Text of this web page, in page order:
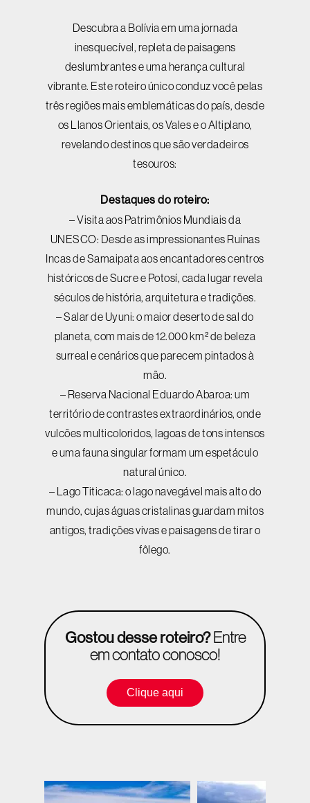
Descubra a Bolívia em uma jornada
inesquecível, repleta de paisagens
deslumbrantes e uma herança cultural
vibrante. Este roteiro único conduz você pelas
três regiões mais emblemáticas do país, desde
os Llanos Orientais, os Vales e o Altiplano,
revelando destinos que são verdadeiros
tesouros:
Destaques do roteiro:
– Visita aos Patrimônios Mundiais da
UNESCO: Desde as impressionantes Ruínas
Incas de Samaipata aos encantadores centros
históricos de Sucre e Potosí, cada lugar revela
séculos de história, arquitetura e tradições.
– Salar de Uyuni: o maior deserto de sal do
planeta, com mais de 12.000 km² de beleza
surreal e cenários que parecem pintados à
mão.
– Reserva Nacional Eduardo Abaroa: um
território de contrastes extraordinários, onde
vulcões multicoloridos, lagoas de tons intensos
e uma fauna singular formam um espetáculo
natural único.
– Lago Titicaca: o lago navegável mais alto do
mundo, cujas águas cristalinas guardam mitos
antigos, tradições vivas e paisagens de tirar o
fôlego.
Gostou desse roteiro?Entre
em contato conosco!
Clique aqui